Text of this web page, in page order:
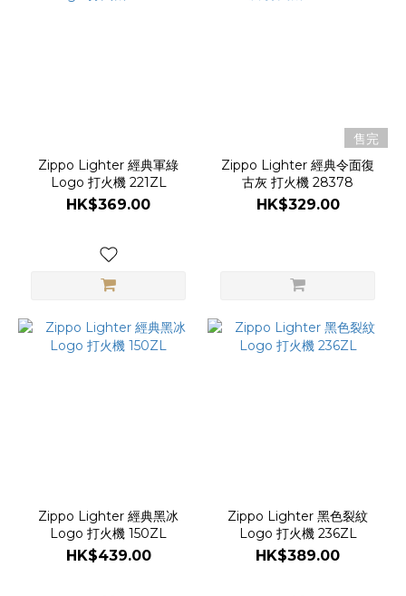
Zippo Lighter 經典軍綠
Logo 打火機 221ZL
HK$369.00
售完
Zippo Lighter 經典令面復
古灰 打火機 28378
HK$329.00
Zippo Lighter 經典黑冰
Logo 打火機 150ZL
HK$439.00
Zippo Lighter 黑色裂紋
Logo 打火機 236ZL
HK$389.00